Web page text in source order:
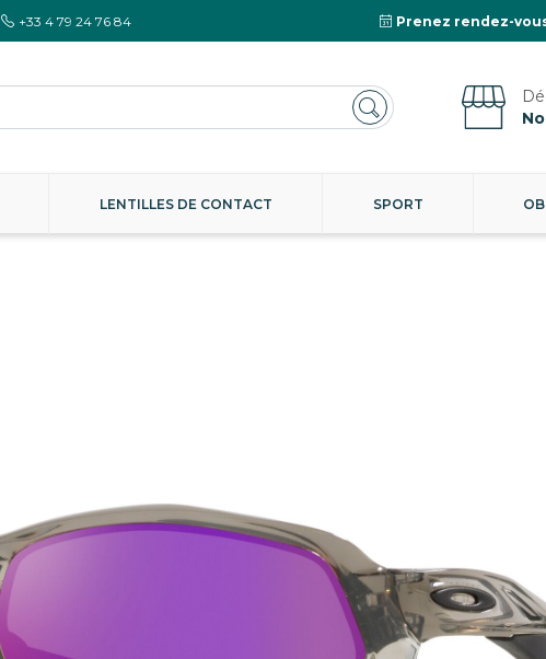
+33 4 79 24 76 84 Prenez rendez-
LENTILLES DE CONTACT SPORT